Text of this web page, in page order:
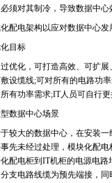
须对其制冷，导致数据中心
电架构以应对数据中心发
目标
化，可打造高效、可扩展
设缆线;可对所有的电路功
有功率需求;IT人员可自行
据中心场景
大的数据中心，在安装一
先未经过处理，模块化配
配电柜到IT机柜的电源电
支电路线缆为预先端接，